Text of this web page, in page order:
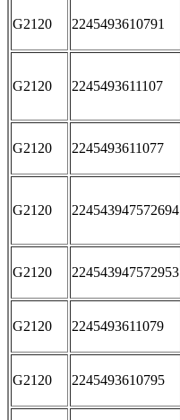
G2120 2245493610791
G2120 2245493611107
G2120 2245493611077
G2120 224543947572694
G2120 224543947572953
G2120 2245493611079
G2120 2245493610795